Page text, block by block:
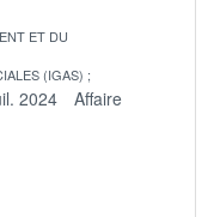
ET DU
(IGAS)
2024
Affaire